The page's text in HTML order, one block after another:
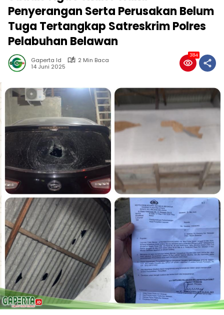
Penyerangan Serta Perusakan Belum
Tuga Tertangkap Satreskrim Polres
Pelabuhan Belawan
Gaperta Id
2 Min Baca
14 Juni 2025
384